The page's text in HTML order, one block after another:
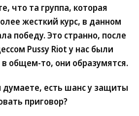
что та группа, которая
жесткий курс, в данном
победу. Это странно, после
Pussy Riot у нас были
общем-то, они образумятся.
думаете, есть шанс у защиты
приговор?